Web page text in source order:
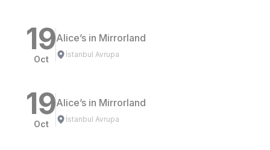
19
Oct
Alice’s in Mirrorland
İstanbul Avrupa
19
Oct
Alice’s in Mirrorland
İstanbul Avrupa